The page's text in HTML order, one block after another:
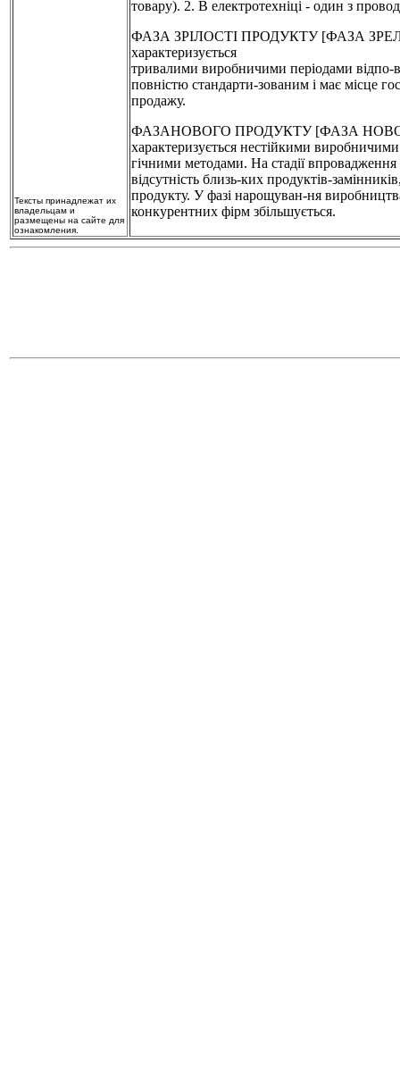
Тексты принадлежат их
владельцам и
размещены на сайте для
ознакомления.
товару). 2. В електротехніці - один з
ФАЗА ЗРІЛОСТІ ПРОДУКТУ [ФАЗА
характеризується
тривалими виробничими періодами відпо-
повністю стандарти-зованим і має місце
продажу.
ФАЗАНОВОГО ПРОДУКТУ [ФАЗА НОВОГО
характеризується нестійкими
гічними методами. На стадії
відсутність близь-ких продуктів-
продукту. У фазі нарощуван-ня виробництва
конкурентних фірм збільшується.